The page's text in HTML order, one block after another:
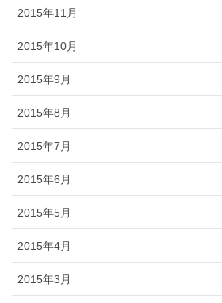
2015年11月
2015年10月
2015年9月
2015年8月
2015年7月
2015年6月
2015年5月
2015年4月
2015年3月